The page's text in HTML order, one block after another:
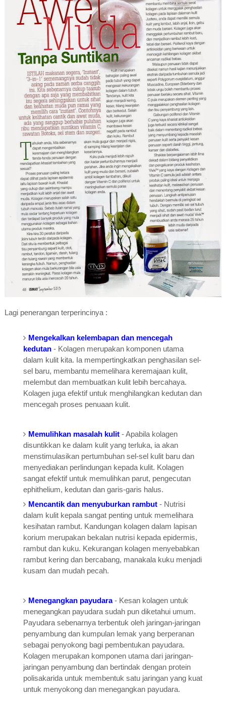
Lagi penerangan terperincinya :
Mengekalkan kelembapan dan mencegah
kedutan - Kolagen merupakan komponen utama
dalam kulit kita. Ia mempertingkatkan penghasilan sel-
sel baru, membantu memelihara keremajaan kulit,
melembut dan membuatkan kulit lebih bercahaya.
Kolagen juga efektif untuk menghilangkan kedutan dan
mencegah proses penuaan kulit.
Memulihkan masalah kulit - Apabila kolagen
disuntikkan ke dalam kulit yang terluka, ia akan
menstimulasikan pertumbuhan sel-sel kulit baru dan
menyediakan perlindungan kepada kulit. Kolagen
sangat efektif untuk memulihkan parut, pengecutan
ephithelium, kedutan dan garis-garis halus.
Mencantik dan menyuburkan rambut- Nutrisi
dalam kulit kepala sangat penting untuk memelihara
kesihatan rambut. Kandungan kolagen dalam lapisan
korium merupakan bekalan nutrisi kepada epidermis,
rambut dan kuku. Kekurangan kolagen menyebabkan
rambut kering dan bercabang, manakala kuku menjadi
kusam dan mudah pecah.
Menegangkan payudara - Kesan kolagen untuk
menegangkan payudara sudah pun diketahui umum.
Payudara sebenarnya terbentuk oleh jaringan-jaringan
penyambung dan kumpulan lemak yang berperanan
sebagai penyokong bagi pembentukan payudara.
Kolagen merupakan komponen utama dari jaringan-
jaringan penyambung dan bertindak dengan protein
polisakarida untuk membentuk satu jaringan yang kuat
untuk menyokong dan menegangkan payudara.